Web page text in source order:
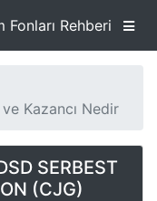
Fonları Rehberi
Kazancı Nedir
SERBEST
(CJG)